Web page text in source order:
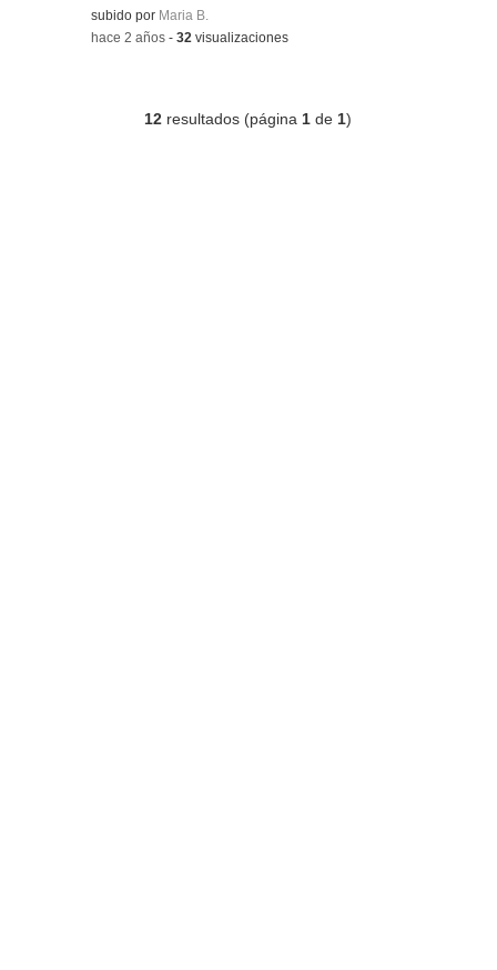
Contenido educativo.
subido por Maria B.
-hace 2 años -32 visualizaciones
12 resultados (página 1 de 1)